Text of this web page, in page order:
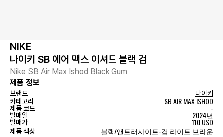
NIKE
나이키 SB 에어 맥스 이셔드 블랙 검
Nike SB Air Max Ishod Black Gum
제품 정보
브랜드
나이키
카테고리
SB AIR MAX ISHOD
제품 코드 -
발매일 2024년
발매가 110 USD
제품 색상 블랙/앤트러사이트-검 라이트 브라운